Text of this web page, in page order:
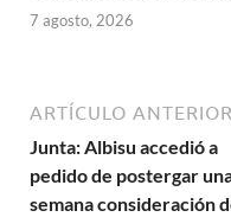
7 agosto, 2026
ARTÍCULO ANTERIOR
Junta: Albisu accedió a
pedido de postergar
semana consideración